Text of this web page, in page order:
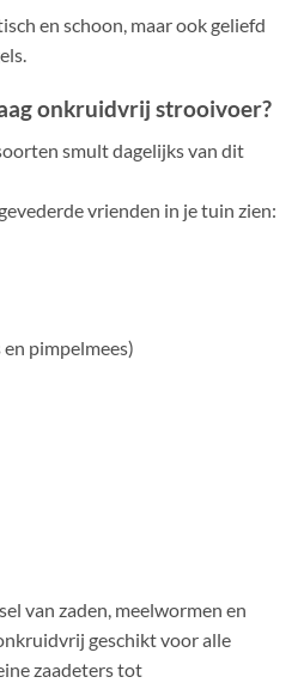
en schoon, maar ook geliefd
onkruidvrij strooivoer?
smult dagelijks van dit
vrienden in je tuin zien:
pimpelmees)
van zaden, meelwormen en
geschikt voor alle
zaadeters tot